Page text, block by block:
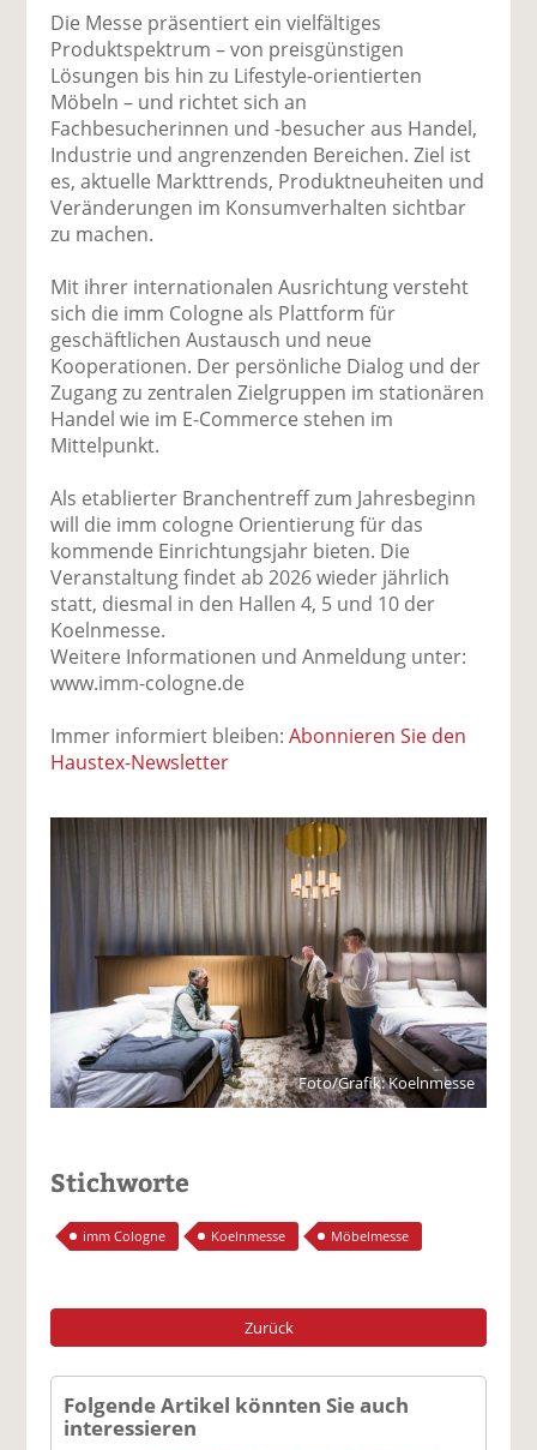
k
te
il
n
e
n
n
Die Messe präsentiert ein vielfältiges
Produktspektrum – von preisgünstigen
Lösungen bis hin zu Lifestyle-orientierten
Möbeln – und richtet sich an
Fachbesucherinnen und -besucher aus Handel,
Industrie und angrenzenden Bereichen. Ziel ist
es, aktuelle Markttrends, Produktneuheiten und
Veränderungen im Konsumverhalten sichtbar
zu machen.
Mit ihrer internationalen Ausrichtung versteht
sich die imm Cologne als Plattform für
geschäftlichen Austausch und neue
Kooperationen. Der persönliche Dialog und der
Zugang zu zentralen Zielgruppen im stationären
Handel wie im E-Commerce stehen im
Mittelpunkt.
Als etablierter Branchentreff zum Jahresbeginn
will die imm cologne Orientierung für das
kommende Einrichtungsjahr bieten. Die
Veranstaltung findet ab 2026 wieder jährlich
statt, diesmal in den Hallen 4, 5 und 10 der
Koelnmesse.
Weitere Informationen und Anmeldung unter:
www.imm-cologne.de
Immer informiert bleiben:Abonnieren Sie den
Haustex-Newsletter
Foto/Grafik: Koelnmesse
Stichworte
imm Cologne Koelnmesse Möbelmesse
Zurück
Folgende Artikel könnten Sie auch
interessieren